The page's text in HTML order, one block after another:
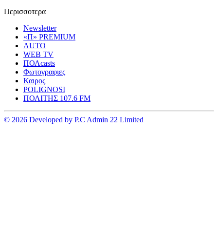
Περισσοτερα
Newsletter
«Π» PREMIUM
AUTO
WEB TV
ΠΟΛcasts
Φωτογραφιες
Καιρος
POLIGNOSI
ΠΟΛΙΤΗΣ 107.6 FM
© 2026 Developed by P.C Admin 22 Limited